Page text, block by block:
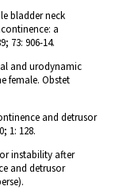
bladder neck
a
73: 906-14.
and urodynamic
female. Obstet
and detrusor
1: 128.
instability after
and detrusor